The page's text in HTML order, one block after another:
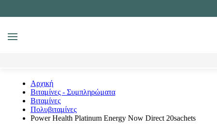
MENU
Αρχική
Βιταμίνες - Συμπληρώματα
Βιταμίνες
Πολυβιταμίνες
Power Health Platinum Energy Now Direct 20sachets